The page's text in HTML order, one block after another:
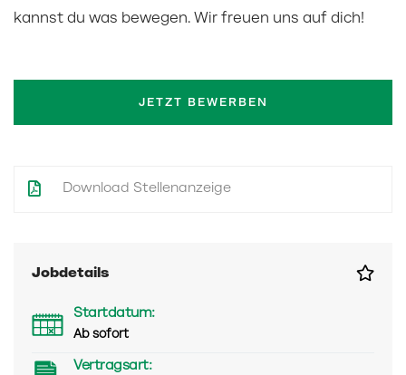
kannst du was bewegen. Wir freuen uns auf dich!
JETZT BEWERBEN
Download Stellenanzeige
Jobdetails
Startdatum:
Ab sofort
Vertragsart: